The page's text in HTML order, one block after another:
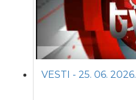
VESTI - 25. 06. 2026.